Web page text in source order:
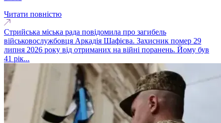
Читати повністю
Стрийська міська рада повідомила про загибель
військовослужбовця Аркадія Шафієва. Захисник помер 29
липня 2026 року від отриманих на війні поранень. Йому був
41 рік...